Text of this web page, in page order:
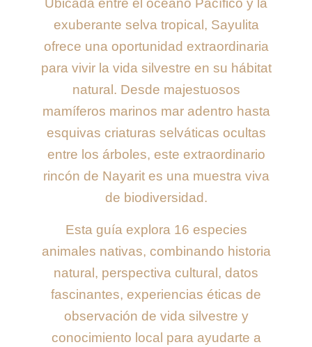
exuberante selva tropical, Sayulita
ofrece una oportunidad extraordinaria
para vivir la vida silvestre en su hábitat
natural. Desde majestuosos
mamíferos marinos mar adentro hasta
esquivas criaturas selváticas ocultas
entre los árboles, este extraordinario
rincón de Nayarit es una muestra viva
de biodiversidad.
Esta guía explora 16 especies
animales nativas, combinando historia
natural, perspectiva cultural, datos
fascinantes, experiencias éticas de
observación de vida silvestre y
conocimiento local para ayudarte a